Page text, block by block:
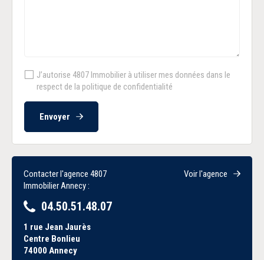
J’autorise 4807 Immobilier à utiliser mes données dans le
respect de la politique de confidentialité
Envoyer
Contacter l'agence 4807
Immobilier Annecy :
Voir l'agence
04.50.51.48.07
1 rue Jean Jaurès
Centre Bonlieu
74000 Annecy